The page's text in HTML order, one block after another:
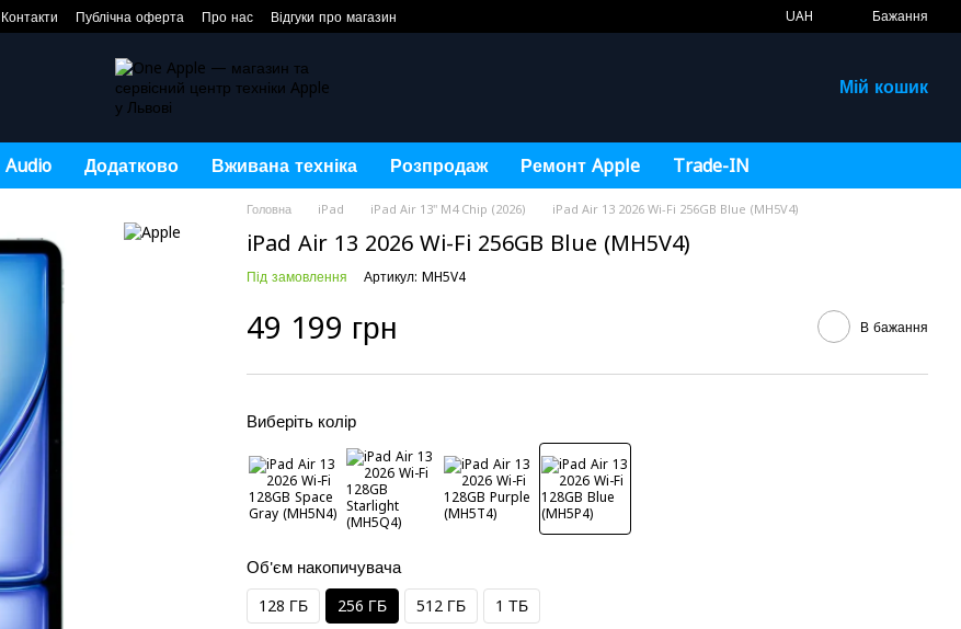
Контакти Публічна оферта Про нас Відгуки про магазин UAH Бажання
Мій кошик
Audio Додатково Вживана техніка Розпродаж Ремонт Apple Trade-IN
Головна iPad iPad Air 13" M4 Chip (2026) iPad Air 13 2026 Wi-Fi 256GB Blue (MH5V4)
iPad Air 13 2026 Wi-Fi 256GB Blue (MH5V4)
Під замовлення Артикул: MH5V4
49 199 грн В бажання
Виберіть колір
Об'єм накопичувача
128 ГБ 256 ГБ 512 ГБ 1 ТБ